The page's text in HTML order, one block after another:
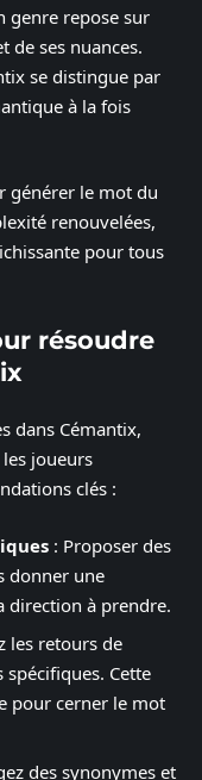
genre repose sur
de ses nuances.
se distingue par
à la fois
générer le mot du
renouvelées,
pour tous
résoudre
dans Cémantix,
joueurs
clés :
: Proposer des
donner une
direction à prendre.
les retours de
Cette
pour cerner le mot
des synonymes et